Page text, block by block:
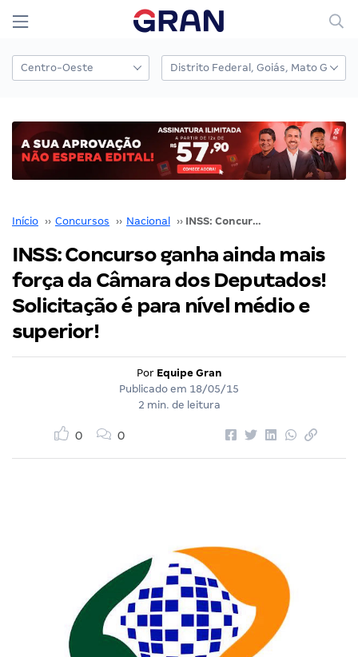
Início ›› Concursos ›› Nacional ›› INSS: Concurso ganha ainda mais força da Câmara dos Deputados! Solicitação é para nível médio e superior!
INSS: Concurso ganha ainda mais
força da Câmara dos Deputados!
Solicitação é para nível médio e
superior!
Por Equipe Gran
Publicado em 18/05/15
2 min. de leitura
0 0